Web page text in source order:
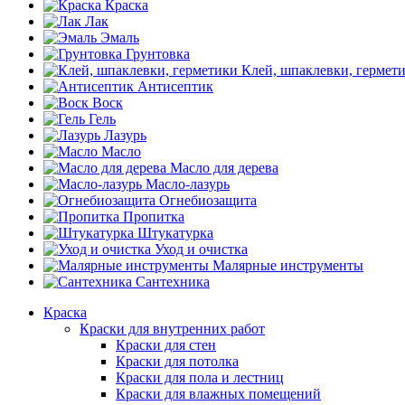
Краска
Лак
Эмаль
Грунтовка
Клей, шпаклевки,
Антисептик
Воск
Гель
Лазурь
Масло
Масло для дерева
Масло-лазурь
Огнебиозащита
Пропитка
Штукатурка
Уход и очистка
Малярные инструменты
Сантехника
Краска
Краски для внутренних работ
Краски для стен
Краски для потолка
Краски для пола и лестниц
Краски для влажных помещений